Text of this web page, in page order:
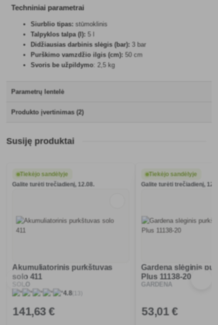
Techniniai parametrai
Siurblio tipas: stūmoklinis
Talpyklos talpa (l): 5 l
Didžiausias darbinis slėgis (bar): 3 bar
Purškimo vamzdžio ilgis (cm): 50 cm
Svoris be užpildymo : 2,5 kg
Parametrų lentelė
Produkto įvertinimas (2)
Susiję produktai
Tiekėjo sandėlyje
Galite turėti trečiadienį, 12.08.
Akumuliatorinis purkštuvas
solo 411
4.8(13)
141,63 €
Tiekėjo sandėlyje
Galite turėti trečiadienį,
Gardena slėginis
Plus 11138-20
GARDENA
53,01 €